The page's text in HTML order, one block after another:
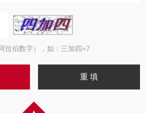
拉伯数字），如：三加四=7